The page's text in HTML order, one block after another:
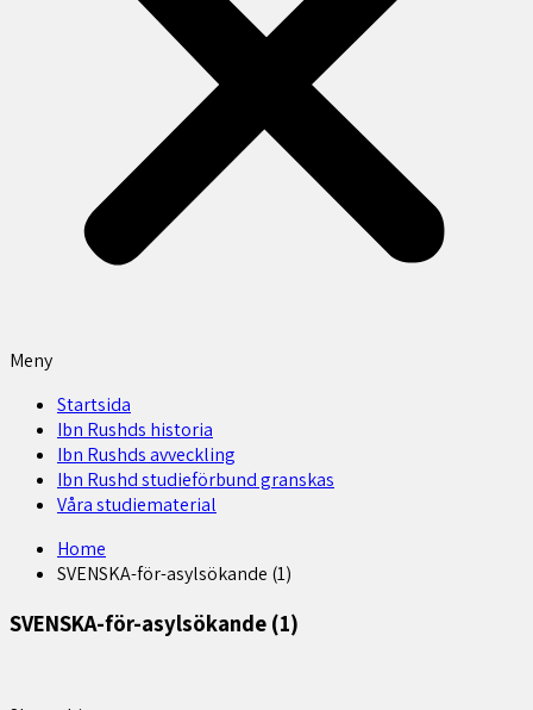
Meny
Startsida
Ibn Rushds historia
Ibn Rushds avveckling
Ibn Rushd studieförbund granskas​
Våra studiematerial
Home
SVENSKA-för-asylsökande (1)
SVENSKA-för-asylsökande (1)